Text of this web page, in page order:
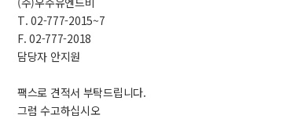
T. 02-777-2015~7
F. 02-777-2018
담당자 안지원
팩스로 견적서 부탁드립니다.
그럼 수고하십시오